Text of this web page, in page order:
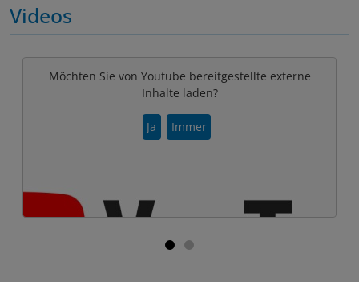
mitgenommen und kann nun mit dem Material
weiterarbeiten. Ich werde sicher noch einen Kurs
bei ihr belegen.
Videos
Möchten Sie von Youtube bereitgestellte externe
Inhalte laden?
Ja Immer